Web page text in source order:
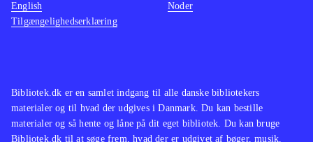
millioner af fans. Det vil FIFA 15
med sikkerhed også gøre
Bibliotek.dk er en samlet indgang til alle danske bibliotekers
materialer og til hvad der udgives i Danmark. Du kan bestille
materialer og så hente og låne på dit eget bibliotek. Du kan bruge
Bibliotek.dk til at søge frem, hvad der er udgivet af bøger, musik,
English
Tilgængelighedserklæring
Noder